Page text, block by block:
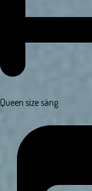
Queen size säng